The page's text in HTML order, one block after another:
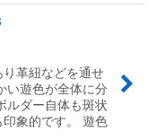
革紐などを通せ
い遊色が全体に分
ルダー自体も斑状
象的です。 遊色